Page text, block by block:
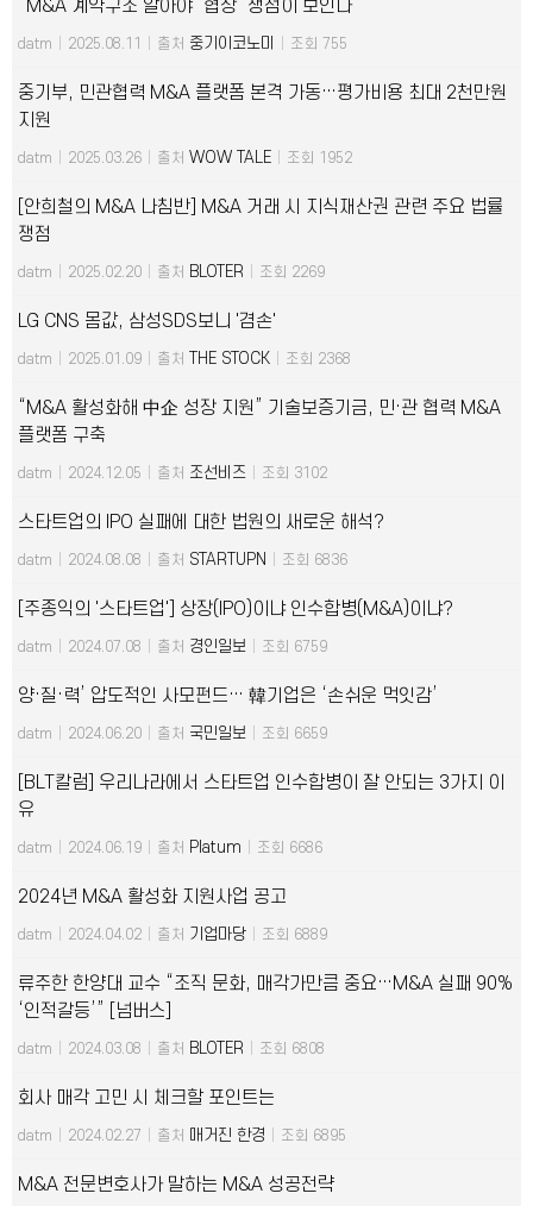
“M&A 계약구조 알아야 ‘협상’ 쟁점이 보인다”
datm 2025.08.11 출처 중기이코노미 조회 755
중기부, 민관협력 M&A 플랫폼 본격 가동…평가비용 최대 2천만원
지원
datm 2025.03.26 출처 WOW TALE 조회 1952
[안희철의 M&A 나침반] M&A 거래 시 지식재산권 관련 주요 법률
쟁점
datm 2025.02.20 출처 BLOTER 조회 2269
LG CNS 몸값, 삼성SDS보니 '겸손'
datm 2025.01.09 출처 THE STOCK 조회 2368
“M&A 활성화해 中企 성장 지원” 기술보증기금, 민·관 협력 M&A
플랫폼 구축
datm 2024.12.05 출처 조선비즈 조회 3102
스타트업의 IPO 실패에 대한 법원의 새로운 해석?
datm 2024.08.08 출처 STARTUPN 조회 6836
[주종익의 '스타트업'] 상장(IPO)이냐 인수합병(M&A)이냐?
datm 2024.07.08 출처 경인일보 조회 6759
양·질·력’ 압도적인 사모펀드… 韓기업은 ‘손쉬운 먹잇감’
datm 2024.06.20 출처 국민일보 조회 6659
[BLT칼럼] 우리나라에서 스타트업 인수합병이 잘 안되는 3가지 이
유
datm 2024.06.19 출처 Platum 조회 6686
2024년 M&A 활성화 지원사업 공고
datm 2024.04.02 출처 기업마당 조회 6889
류주한 한양대 교수 “조직 문화, 매각가만큼 중요…M&A 실패 90%
‘인적갈등’” [넘버스]
datm 2024.03.08 출처 BLOTER 조회 6808
회사 매각 고민 시 체크할 포인트는
datm 2024.02.27 출처 매거진 한경 조회 6895
M&A 전문변호사가 말하는 M&A 성공전략